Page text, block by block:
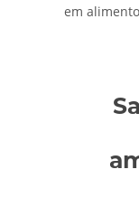
em